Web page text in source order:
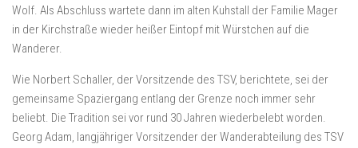
Wolf. Als Abschluss wartete dann im alten Kuhstall der Familie Mager
in der Kirchstraße wieder heißer Eintopf mit Würstchen auf die
Wanderer.
Wie Norbert Schaller, der Vorsitzende des TSV, berichtete, sei der
gemeinsame Spaziergang entlang der Grenze noch immer sehr
beliebt. Die Tradition sei vor rund 30 Jahren wiederbelebt worden.
Georg Adam, langjähriger Vorsitzender der Wanderabteilung des TSV